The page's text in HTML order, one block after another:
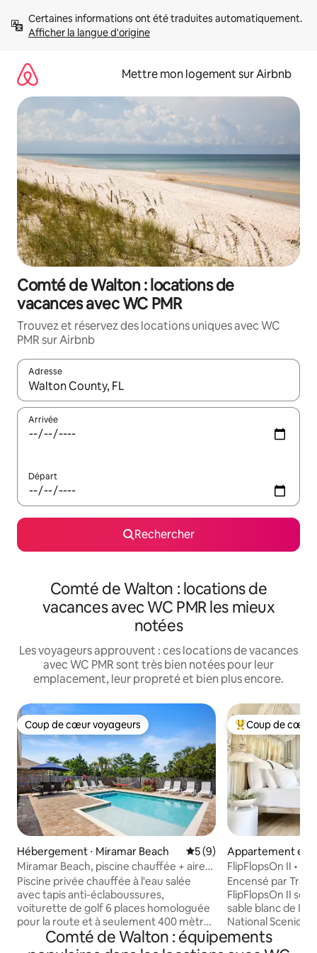
directement
Afficher la langue d'origine
Mettre mon logement sur Airbnb
Comté de Walton : locations de
vacances avec WC PMR
Trouvez et réservez des locations uniques avec WC
PMR sur Airbnb
Adresse
Lorsque les résultats s'affichent, utilisez les flèches vers le
Arrivée
Départ
Rechercher
Comté de Walton : locations de
vacances avec WC PMR les mieux
notées
Les voyageurs approuvent : ces locations de vacances
avec WC PMR sont très bien notées pour leur
emplacement, leur propreté et bien plus encore.
Coup de cœur voyageurs
Coup de cœur voyageurs
Hébergement ⋅ Miramar Beach Évaluation moyenne sur
5 (9)
Miramar Beach, piscine chauffée + aire
de jeux, voiturette de golf
Piscine privée chauffée à l'eau salée
avec tapis anti-éclaboussures,
voiturette de golf 6 places homologuée
pour la route et à seulement 400 mètres
de Miramar Beach. La retraite rustique
peut accueillir 12 personnes dans un
Coups de cœur
Coup de cœur
Appartement en
⋅ Inlet Beach
FlipFlopsOn II • 80
FL 30A
Encensé par
FlipFlopsOn II se
sable blanc de
National Scenic
côte du Golfe de
accueillir quatre
Comté de Walton : équipements